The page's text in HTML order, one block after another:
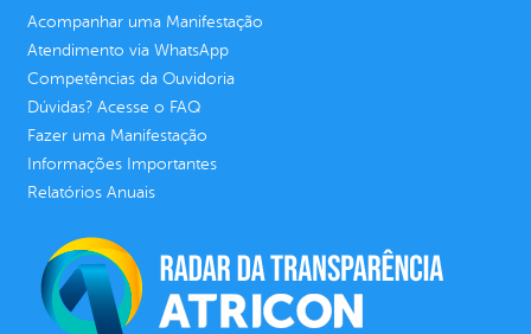
Acompanhar uma Manifestação
Atendimento via WhatsApp
Competências da Ouvidoria
Dúvidas? Acesse o FAQ
Fazer uma Manifestação
Informações Importantes
Relatórios Anuais